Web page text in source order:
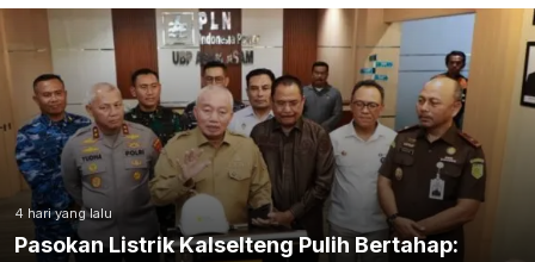
4 hari yang lalu
Pasokan Listrik Kalselteng Pulih Bertahap: